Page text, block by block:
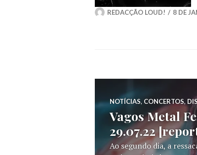
REDACÇÃO LOUD! 8 DE
NOTÍCIAS, CONCERTOS,
Vagos Metal
29.07.22
Ao segundo dia, a